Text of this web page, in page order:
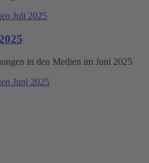
Juli 2025
in den Medien im Juni 2025
Juni 2025